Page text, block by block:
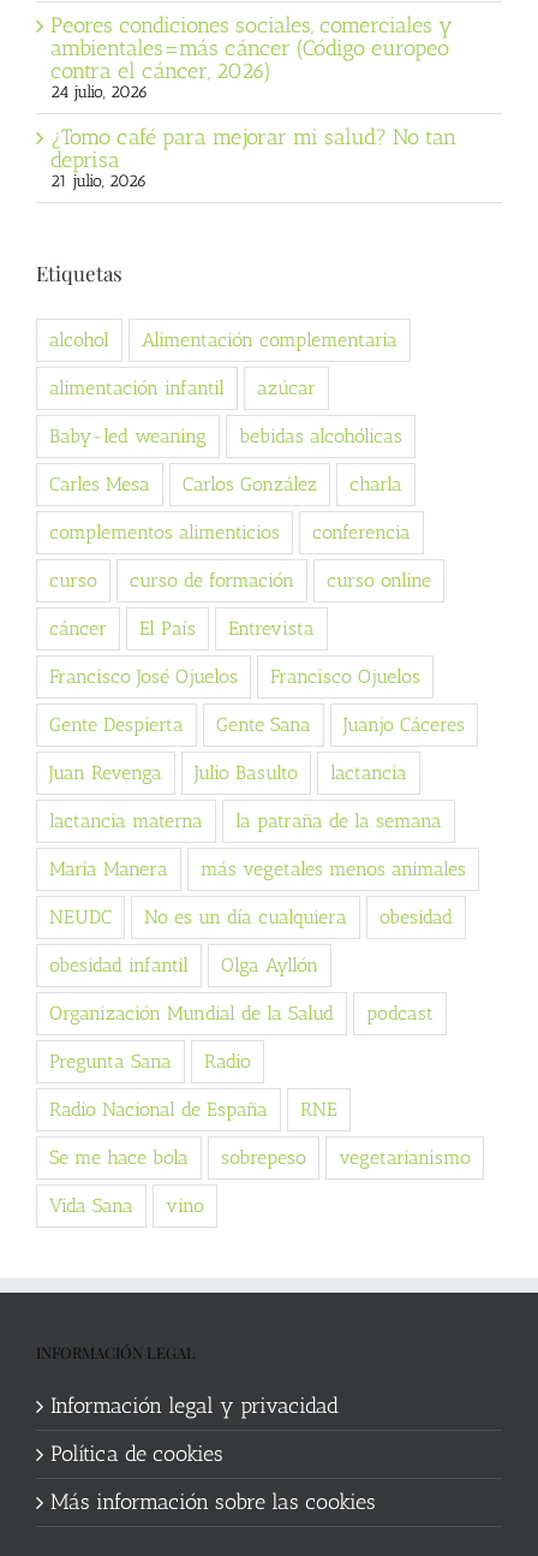
Peores condiciones sociales, comerciales y
ambientales=más cáncer (Código europeo
contra el cáncer, 2026)
24 julio, 2026
¿Tomo café para mejorar mi salud? No tan
deprisa
21 julio, 2026
Etiquetas
alcohol Alimentación complementaria
alimentación infantil azúcar
Baby-led weaning bebidas alcohólicas
Carles Mesa Carlos González charla
complementos alimenticios conferencia
curso curso de formación curso online
cáncer El País Entrevista
Francisco José Ojuelos Francisco Ojuelos
Gente Despierta Gente Sana Juanjo Cáceres
Juan Revenga Julio Basulto lactancia
lactancia materna la patraña de la semana
Maria Manera más vegetales menos animales
NEUDC No es un día cualquiera obesidad
obesidad infantil Olga Ayllón
Organización Mundial de la Salud podcast
Pregunta Sana Radio
Radio Nacional de España RNE
Se me hace bola sobrepeso vegetarianismo
Vida Sana vino
INFORMACIÓN LEGAL
Información legal y privacidad
Política de cookies
Más información sobre las cookies